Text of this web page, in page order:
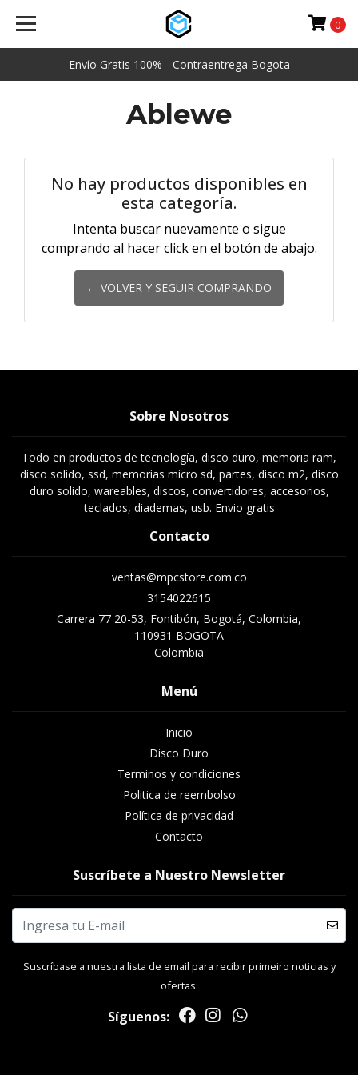
Envío Gratis 100% - Contraentrega Bogota
0
Ablewe
No hay productos disponibles en
esta categoría.
Intenta buscar nuevamente o sigue
comprando al hacer click en el botón de abajo.
← VOLVER Y SEGUIR COMPRANDO
Sobre Nosotros
Todo en productos de tecnología, disco duro, memoria ram,
disco solido, ssd, memorias micro sd, partes, disco m2, disco
duro solido, wareables, discos, convertidores, accesorios,
teclados, diademas, usb. Envio gratis
Contacto
ventas@mpcstore.com.co
3154022615
Carrera 77 20-53, Fontibón, Bogotá, Colombia,
110931 BOGOTA
Colombia
Menú
Inicio
Disco Duro
Terminos y condiciones
Politica de reembolso
Política de privacidad
Contacto
Suscríbete a Nuestro Newsletter
Suscríbase a nuestra lista de email para recibir primeiro noticias y
ofertas.
Síguenos: